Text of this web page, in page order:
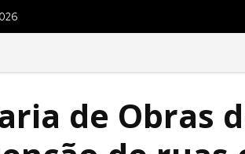
de Obras